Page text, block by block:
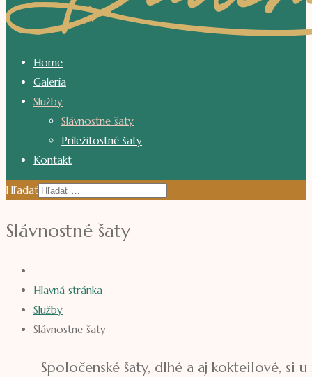
Home
Galeria
Služby
Slávnostne šaty
Príležitostné šaty
Kontakt
Hľadať
Slávnostné šaty
Hlavná stránka
Služby
Slávnostne šaty
Spoločenské šaty, dlhé a aj kokteilové, si u